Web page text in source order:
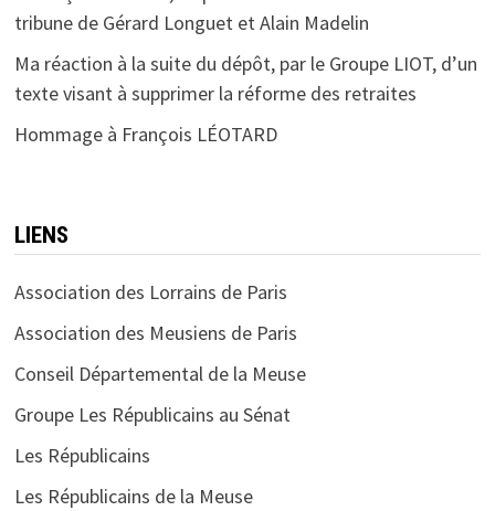
tribune de Gérard Longuet et Alain Madelin
Ma réaction à la suite du dépôt, par le Groupe LIOT, d’un
texte visant à supprimer la réforme des retraites
Hommage à François LÉOTARD
LIENS
Association des Lorrains de Paris
Association des Meusiens de Paris
Conseil Départemental de la Meuse
Groupe Les Républicains au Sénat
Les Républicains
Les Républicains de la Meuse